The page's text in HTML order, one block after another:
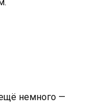
немного —